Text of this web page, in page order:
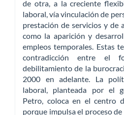
de otra, a la creciente
laboral, vía vinculación de
prestación de servicios y de
como la aparición y
empleos temporales. Estas
contradicción entre el
debilitamiento de la
2000 en adelante. La
laboral, planteada por el
Petro, coloca en el centro
porque impulsa el proceso